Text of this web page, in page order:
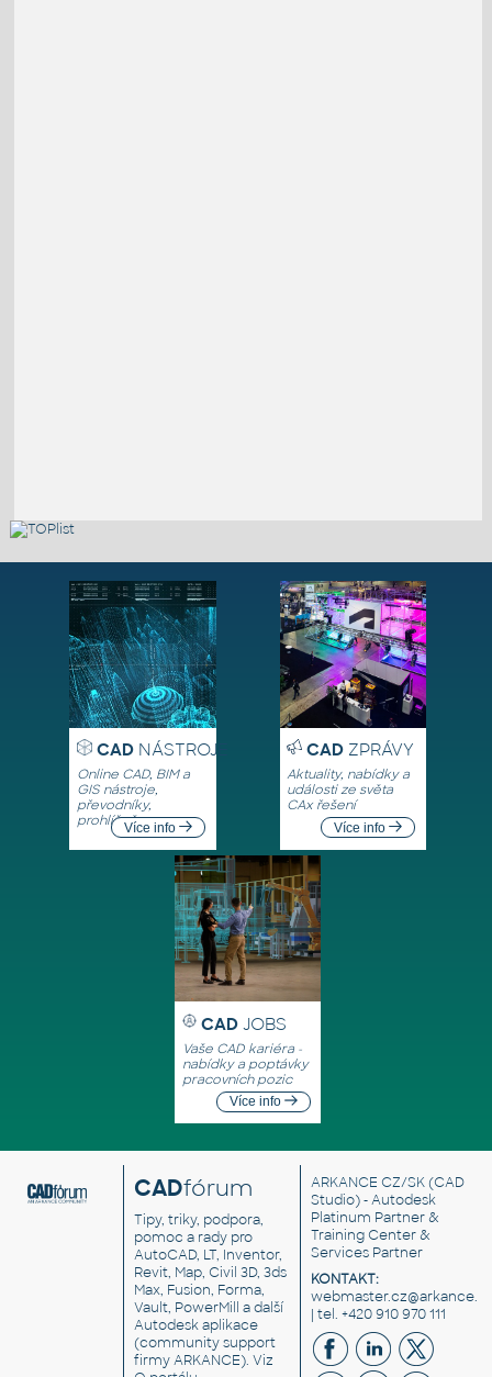
CADNÁSTROJE
Online CAD, BIM a
GIS nástroje,
převodníky,
prohlížečeVíce info
CADZPRÁVY
Aktuality, nabídky a
události ze světa
CAx řešení
Více info
CAD JOBS
Vaše CAD kariéra -
nabídky a poptávky
pracovních pozic
Více info
CADfórum
Tipy, triky, podpora,
pomoc a rady pro
AutoCAD, LT, Inventor,
Revit, Map, Civil 3D, 3ds
Max, Fusion, Forma,
Vault, PowerMill a další
Autodesk aplikace
(community support
firmy ARKANCE). Viz
ARKANCE CZ/SK(CAD
Studio) - Autodesk
Platinum Partner &
Training Center &
Services Partner
KONTAKT:
| tel. +420 910 970 111